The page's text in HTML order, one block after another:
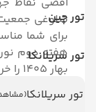
تور چین
تور سریلانکا
تور سریلانکا
برای شما
هفته دوم
بهار 1405 را خریداری نمایید.
تور سریلانکا